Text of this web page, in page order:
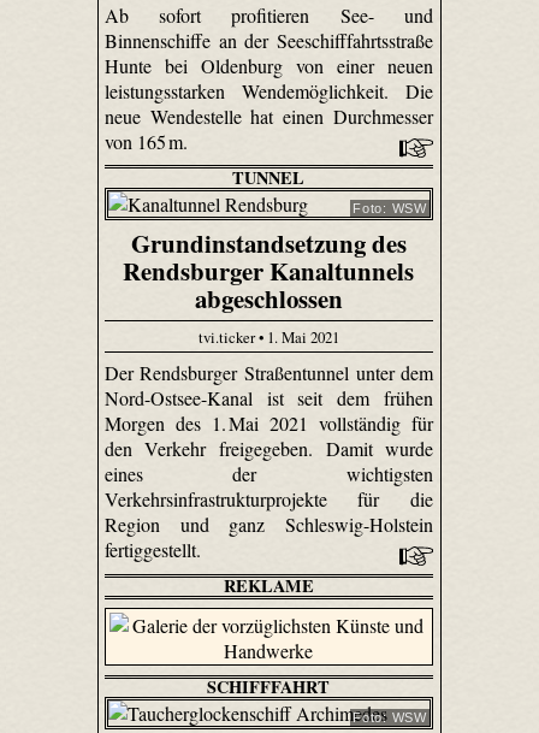
Ab sofort profitieren See- und
Binnenschiffe an der Seeschifffahrtsstraße
Hunte bei Oldenburg von einer neuen
leistungsstarken Wendemöglichkeit. Die
neue Wendestelle hat einen Durchmesser
von 165 m.
TUNNEL
Foto: WSW
Grundinstandsetzung des
Rendsburger Kanaltunnels
abgeschlossen
tvi.ticker • 1. Mai 2021
Der Rendsburger Straßentunnel unter dem
Nord-Ostsee-Kanal ist seit dem frühen
Morgen des 1. Mai 2021 vollständig für
den Verkehr freigegeben. Damit wurde
eines der wichtigsten
Verkehrsinfrastrukturprojekte für die
Region und ganz Schleswig-Holstein
fertiggestellt.
REKLAME
SCHIFFFAHRT
Foto: WSW